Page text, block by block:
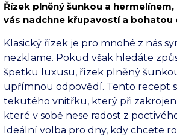
Řízek plněný šunkou a
vás nadchne křupavostí a bohatou
Klasický řízek je pro mnohé z nás
nezklame. Pokud však hledáte
špetku luxusu, řízek plněný
upřímnou odpovědí. Tento recept
tekutého vnitřku, který při
které v sobě nese radost z
Ideální volba pro dny, kdy chcete